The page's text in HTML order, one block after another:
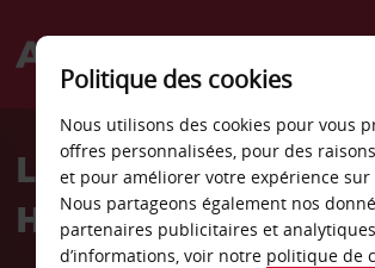
Welcome
AvisLocation de voiture
Herndon
Politique des cookies
Nous utilisons des cookies pour vous
offres personnalisées, pour des
et pour améliorer votre expérience sur
Nous partageons également nos
partenaires publicitaires et
d’informations, voir notre politique de